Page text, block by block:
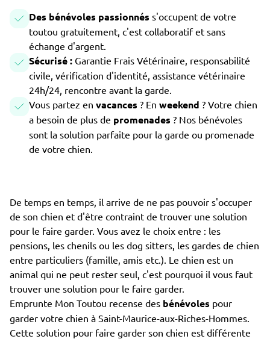
Des bénévoles passionnés s'occupent de votre
toutou gratuitement, c'est collaboratif et sans
échange d'argent.
Sécurisé : Garantie Frais Vétérinaire, responsabilité
civile, vérification d'identité, assistance vétérinaire
24h/24, rencontre avant la garde.
Vous partez en vacances ? En weekend ? Votre chien
a besoin de plus de promenades ? Nos bénévoles
sont la solution parfaite pour la garde ou promenade
de votre chien.
De temps en temps, il arrive de ne pas pouvoir s'occuper
de son chien et d'être contraint de trouver une solution
pour le faire garder. Vous avez le choix entre : les
pensions, les chenils ou les dog sitters, les gardes de chien
entre particuliers (famille, amis etc.). Le chien est un
animal qui ne peut rester seul, c'est pourquoi il vous faut
trouver une solution pour le faire garder.
Emprunte Mon Toutou recense des bénévoles pour
garder votre chien à Saint-Maurice-aux-Riches-Hommes.
Cette solution pour faire garder son chien est différente